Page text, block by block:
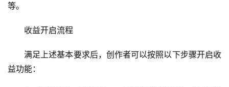
云
等。
收益开启流程
满足上述基本要求后，创作者可以按照以下步骤开启收
益功能：